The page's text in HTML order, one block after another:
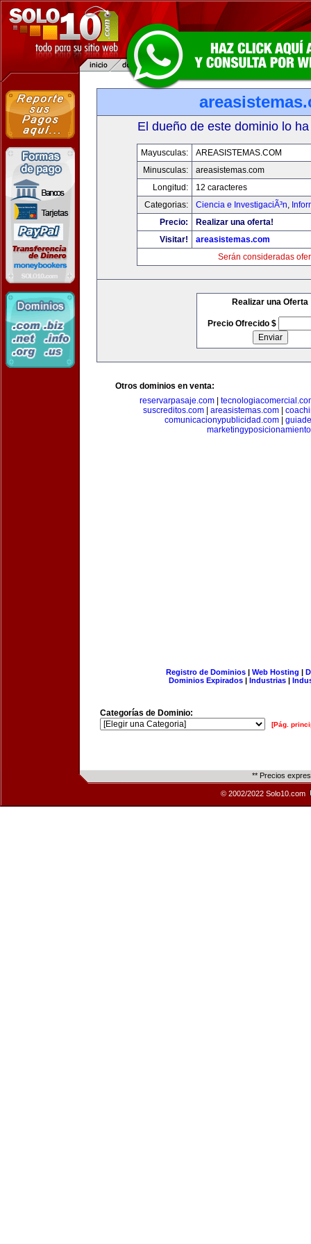
El dueño de este dominio lo
Mayusculas:
AREASISTEMAS.COM
Minusculas:
areasistemas.com
Longitud:
12 caracteres
Categorias:
Ciencia e InvestigaciÃ³n,
Precio:
Realizar una oferta!
Visitar!
areasistemas.com
Serán consideradas
Realizar una Oferta
Precio Ofrecido $
Otros dominios en venta:
reservarpasaje.com
suscreditos.com
areasistemas.com
comunicacionypublicidad.com
Registro de Dominios| Web Hosting |
Dominios Expirados | Industrias |
Categorías de Dominio:
[Pág.
** Precios
© 2002/2022 Solo10.com